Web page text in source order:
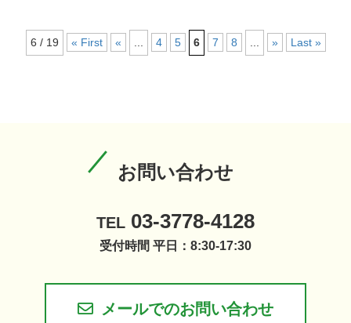
6 / 19 « First « 4 5 6 7 8 » Last »
お問い合わせ
TEL 03-3778-4128
受付時間 平日：8:30-17:30
メールでのお問い合わせ